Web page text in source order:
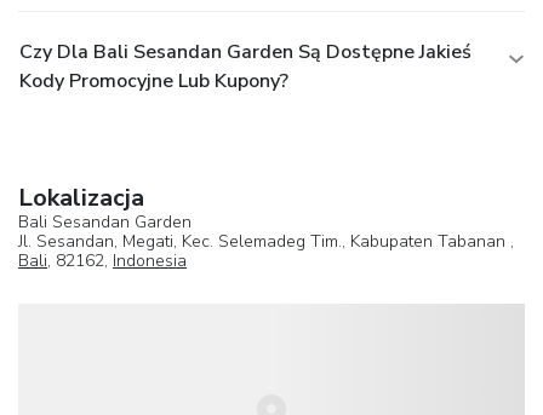
Czy Dla Bali Sesandan Garden Są Dostępne Jakieś
Kody Promocyjne Lub Kupony?
Lokalizacja
Bali Sesandan Garden
Jl. Sesandan, Megati, Kec. Selemadeg Tim., Kabupaten Tabanan ,
Bali, 82162, Indonesia